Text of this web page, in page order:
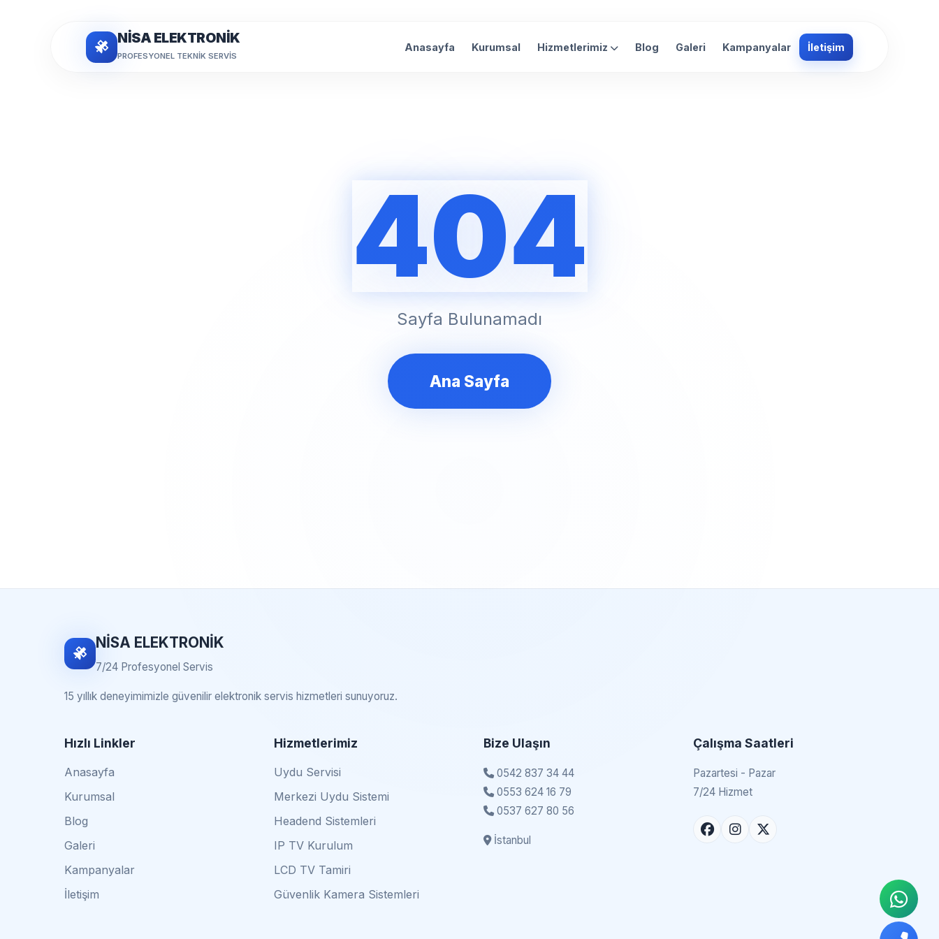
NİSA ELEKTRONİK
PROFESYONEL TEKNIK SERVIS
Anasayfa Kurumsal Hizmetlerimiz Blog Galeri Kampanyalar İletişim
404
Sayfa Bulunamadı
Ana Sayfa
NİSA ELEKTRONİK
7/24 Profesyonel Servis
15 yıllık deneyimimizle güvenilir elektronik servis hizmetleri sunuyoruz.
Hızlı Linkler
Anasayfa
Kurumsal
Blog
Galeri
Kampanyalar
İletişim
Hizmetlerimiz
Uydu Servisi
Merkezi Uydu Sistemi
Headend Sistemleri
IP TV Kurulum
LCD TV Tamiri
Güvenlik Kamera Sistemleri
Bize Ulaşın
0542 837 34 44
0553 624 16 79
0537 627 80 56
İstanbul
Çalışma Saatleri
Pazartesi - Pazar
7/24 Hizmet